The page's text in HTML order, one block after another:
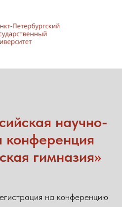
научно-
конференция
гимназия»
на конференцию